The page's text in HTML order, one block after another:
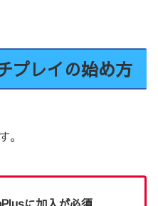
プレイの始め方
。